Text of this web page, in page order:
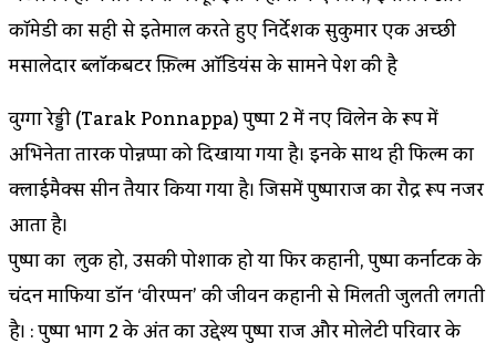
कॉमेडी का सही से इस्तेमाल करते हुए निर्देशक सुकुमार एक अच्छी
मसालेदार ब्लॉकबस्टर फ़िल्म ऑडियंस के सामने पेश की है
वुग्गा रेड्डी (Tarak Ponnappa) पुष्पा 2 में नए विलेन के रूप में
अभिनेता तारक पोन्नप्पा को दिखाया गया है। इनके साथ ही फिल्म का
क्लाईमैक्स सीन तैयार किया गया है। जिसमें पुष्पाराज का रौद्र रूप नजर
आता है।
पुष्पा का लुक हो, उसकी पोशाक हो या फिर कहानी, पुष्पा कर्नाटक के
चंदन माफिया डॉन ‘वीरप्पन’ की जीवन कहानी से मिलती जुलती लगती
है। : पुष्पा भाग 2 के अंत का उद्देश्य पुष्पा राज और मोलेटी परिवार के